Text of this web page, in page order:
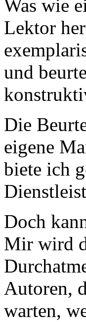
Was wie
Lektor
und
Die
eigene
biete ich
Doch
Mir wird
Autoren,
warten,